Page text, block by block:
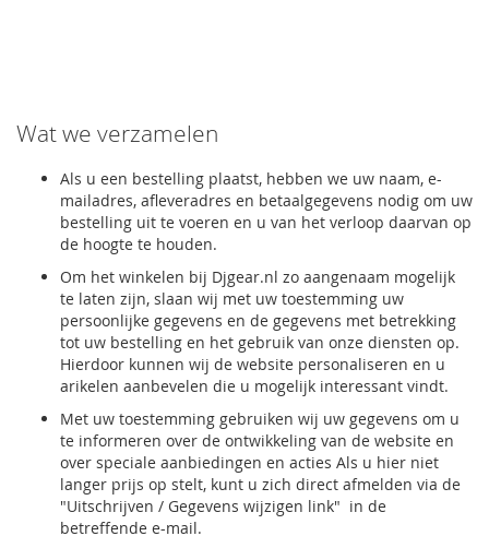
Wat we verzamelen
Als u een bestelling plaatst, hebben we uw naam, e-
mailadres, afleveradres en betaalgegevens nodig om uw
bestelling uit te voeren en u van het verloop daarvan op
de hoogte te houden.
Om het winkelen bij Djgear.nl zo aangenaam mogelijk
te laten zijn, slaan wij met uw toestemming uw
persoonlijke gegevens en de gegevens met betrekking
tot uw bestelling en het gebruik van onze diensten op.
Hierdoor kunnen wij de website personaliseren en u
arikelen aanbevelen die u mogelijk interessant vindt.
Met uw toestemming gebruiken wij uw gegevens om u
te informeren over de ontwikkeling van de website en
over speciale aanbiedingen en acties Als u hier niet
langer prijs op stelt, kunt u zich direct afmelden via de
"Uitschrijven / Gegevens wijzigen link" in de
betreffende e-mail.